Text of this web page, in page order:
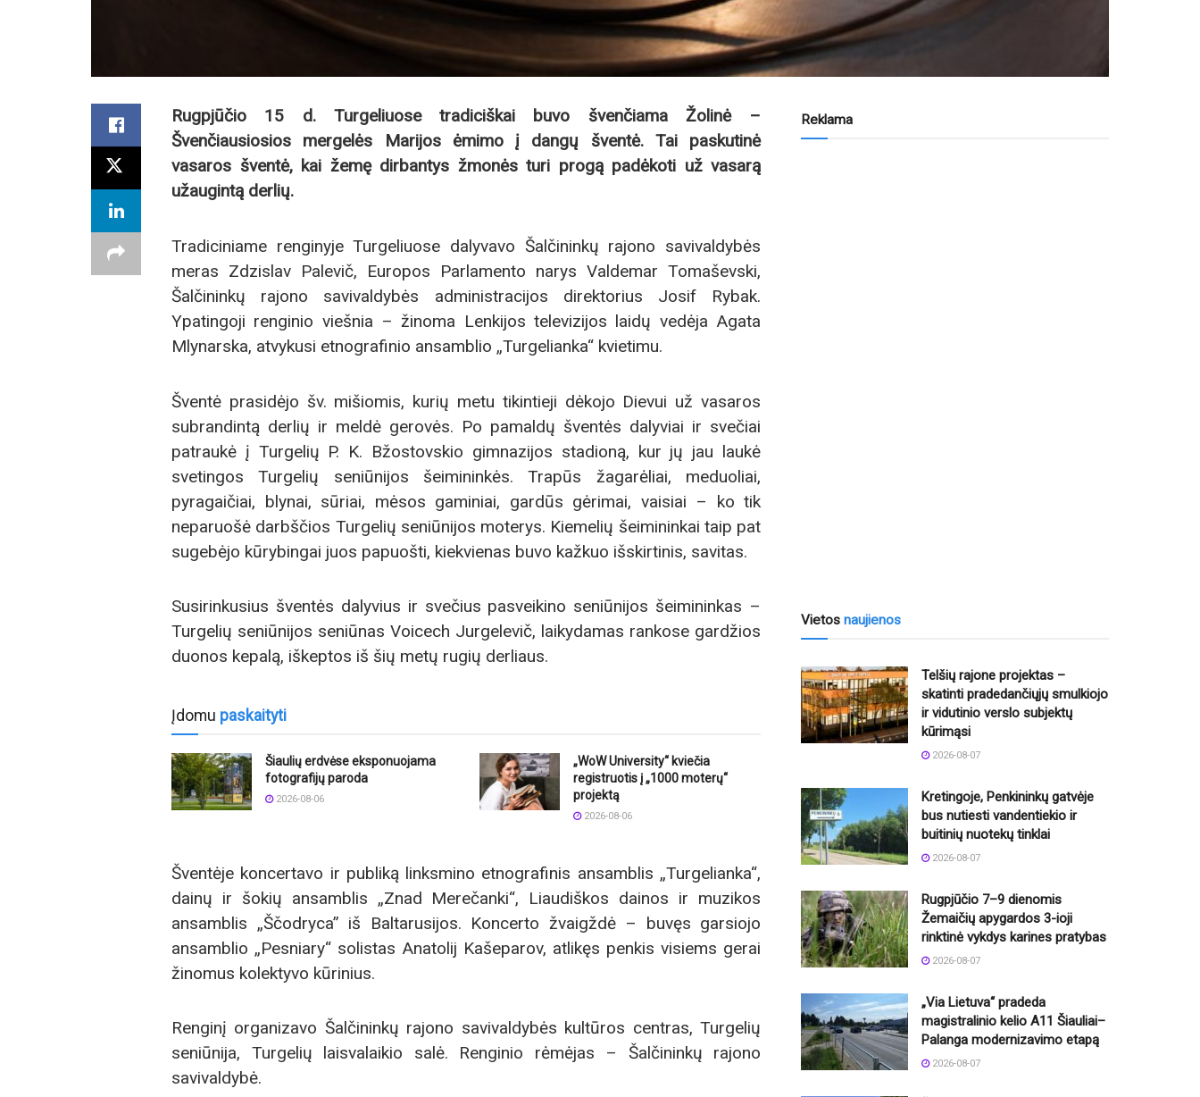
Rugpjūčio 15 d. Turgeliuose tradiciškai buvo švenčiama Žolinė –
Švenčiausiosios mergelės Marijos ėmimo į dangų šventė. Tai paskutinė
vasaros šventė, kai žemę dirbantys žmonės turi progą padėkoti už vasarą
užaugintą derlių.
Tradiciniame renginyje Turgeliuose dalyvavo Šalčininkų rajono savivaldybės
meras Zdzislav Palevič, Europos Parlamento narys Valdemar Tomaševski,
Šalčininkų rajono savivaldybės administracijos direktorius Josif Rybak.
Ypatingoji renginio viešnia – žinoma Lenkijos televizijos laidų vedėja Agata
Mlynarska, atvykusi etnografinio ansamblio „Turgelianka“ kvietimu.
Šventė prasidėjo šv. mišiomis, kurių metu tikintieji dėkojo Dievui už vasaros
subrandintą derlių ir meldė gerovės. Po pamaldų šventės dalyviai ir svečiai
patraukė į Turgelių P. K. Bžostovskio gimnazijos stadioną, kur jų jau laukė
svetingos Turgelių seniūnijos šeimininkės. Trapūs žagarėliai, meduoliai,
pyragaičiai, blynai, sūriai, mėsos gaminiai, gardūs gėrimai, vaisiai – ko tik
neparuošė darbščios Turgelių seniūnijos moterys. Kiemelių šeimininkai taip pat
sugebėjo kūrybingai juos papuošti, kiekvienas buvo kažkuo išskirtinis, savitas.
Susirinkusius šventės dalyvius ir svečius pasveikino seniūnijos šeimininkas –
Turgelių seniūnijos seniūnas Voicech Jurgelevič, laikydamas rankose gardžios
duonos kepalą, iškeptos iš šių metų rugių derliaus.
Įdomu paskaityti
Šiaulių erdvėse eksponuojama
fotografijų paroda
2026-08-06
„WoW University“ kviečia
registruotis į „1000 moterų“
projektą
2026-08-06
Šventėje koncertavo ir publiką linksmino etnografinis ansamblis „Turgelianka“,
dainų ir šokių ansamblis „Znad Merečanki“, Liaudiškos dainos ir muzikos
ansamblis „Ščodryca” iš Baltarusijos. Koncerto žvaigždė – buvęs garsiojo
ansamblio „Pesniary“ solistas Anatolij Kašeparov, atlikęs penkis visiems gerai
žinomus kolektyvo kūrinius.
Renginį organizavo Šalčininkų rajono savivaldybės kultūros centras, Turgelių
seniūnija, Turgelių laisvalaikio salė. Renginio rėmėjas – Šalčininkų rajono
savivaldybė.
Reklama
Vietos naujienos
Telšių rajone projektas –
skatinti pradedančiųjų smulkiojo
ir vidutinio verslo subjektų
kūrimąsi
2026-08-07
Kretingoje, Penkininkų gatvėje
bus nutiesti vandentiekio ir
buitinių nuotekų tinklai
2026-08-07
Rugpjūčio 7–9 dienomis
Žemaičių apygardos 3-ioji
rinktinė vykdys karines pratybas
2026-08-07
„Via Lietuva“ pradeda
magistralinio kelio A11 Šiauliai–
Palanga modernizavimo etapą
2026-08-07